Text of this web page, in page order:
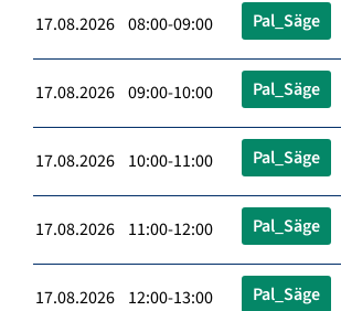
17.08.2026 08:00-09:00 Pal_Säge
17.08.2026 09:00-10:00 Pal_Säge
17.08.2026 10:00-11:00 Pal_Säge
17.08.2026 11:00-12:00 Pal_Säge
17.08.2026 12:00-13:00 Pal_Säge